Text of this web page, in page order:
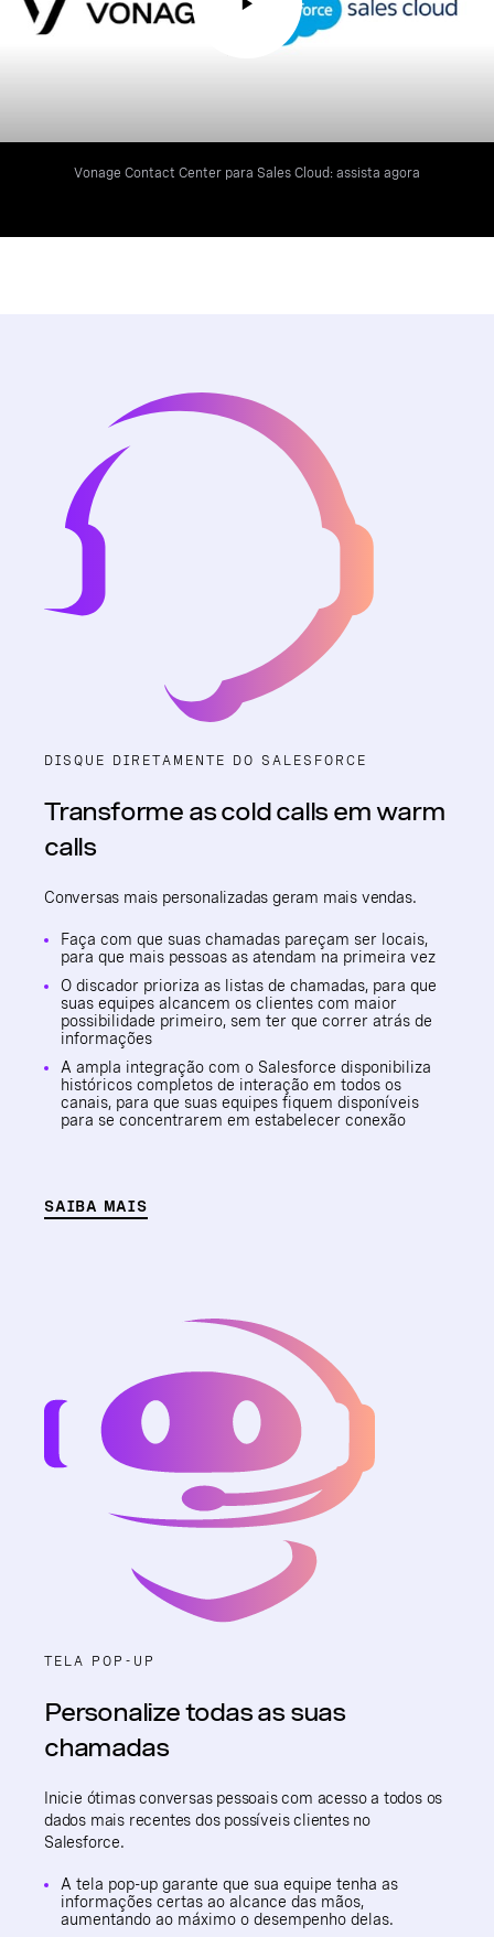
Vonage Contact Center para Sales Cloud: assista agora
DISQUE DIRETAMENTE DO SALESFORCE
Transforme as cold calls em warm
calls
Conversas mais personalizadas geram mais vendas.
Faça com que suas chamadas pareçam ser locais,
para que mais pessoas as atendam na primeira vez
O discador prioriza as listas de chamadas, para que
suas equipes alcancem os clientes com maior
possibilidade primeiro, sem ter que correr atrás de
informações
A ampla integração com o Salesforce disponibiliza
históricos completos de interação em todos os
canais, para que suas equipes fiquem disponíveis
para se concentrarem em estabelecer conexão
SAIBA MAIS
TELA POP-UP
Personalize todas as suas
chamadas
Inicie ótimas conversas pessoais com acesso a todos os
dados mais recentes dos possíveis clientes no
Salesforce.
A tela pop-up garante que sua equipe tenha as
informações certas ao alcance das mãos,
aumentando ao máximo o desempenho delas.